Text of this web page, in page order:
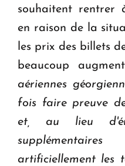
souhaitent rentrer
en raison de la
les prix des billets
beaucoup
aériennes
fois faire preuve
et, au lieu
artificiellement les